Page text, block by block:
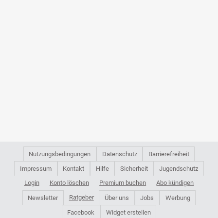
Nutzungsbedingungen Datenschutz
Barrierefreiheit
Impressum
Kontakt Hilfe Sicherheit
Jugendschutz
Login
Konto löschen Premium buchen Abo kündigen
Newsletter Ratgeber Über uns Jobs
Werbung
Facebook
Widget erstellen